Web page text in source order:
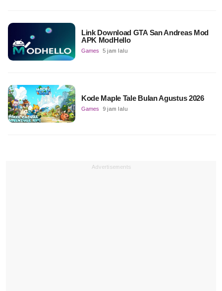
Link Download GTA San Andreas Mod
APK ModHello
Games 5 jam lalu
Kode Maple Tale Bulan Agustus 2026
Games 9 jam lalu
Advertisements